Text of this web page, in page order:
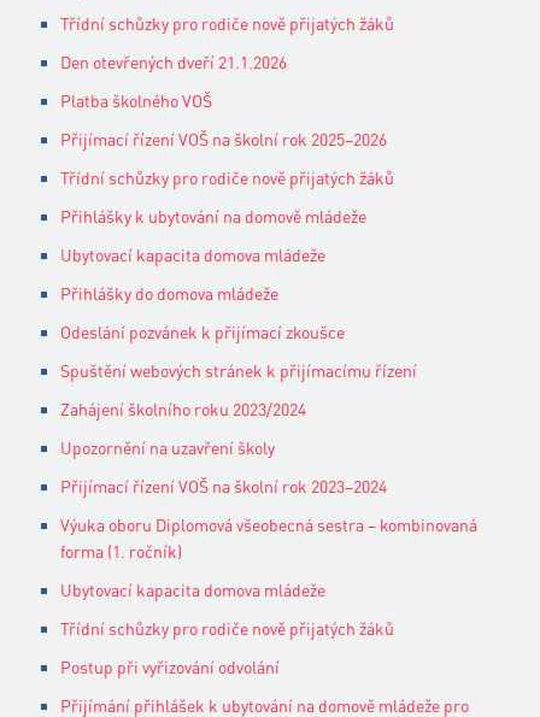
Třídní schůzky pro rodiče nově přijatých žáků
Den otevřených dveří 21.1.2026
Platba školného VOŠ
Přijímací řízení VOŠ na školní rok 2025–2026
Třídní schůzky pro rodiče nově přijatých žáků
Přihlášky k ubytování na domově mládeže
Ubytovací kapacita domova mládeže
Přihlášky do domova mládeže
Odeslání pozvánek k přijímací zkoušce
Spuštění webových stránek k přijímacímu řízení
Zahájení školního roku 2023/2024
Upozornění na uzavření školy
Přijímací řízení VOŠ na školní rok 2023–2024
Výuka oboru Diplomová všeobecná sestra – kombinovaná
forma (1. ročník)
Ubytovací kapacita domova mládeže
Třídní schůzky pro rodiče nově přijatých žáků
Postup při vyřizování odvolání
Přijímání přihlášek k ubytování na domově mládeže pro